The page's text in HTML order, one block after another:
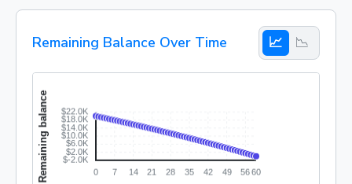
Remaining Balance Over Time 📈 📉